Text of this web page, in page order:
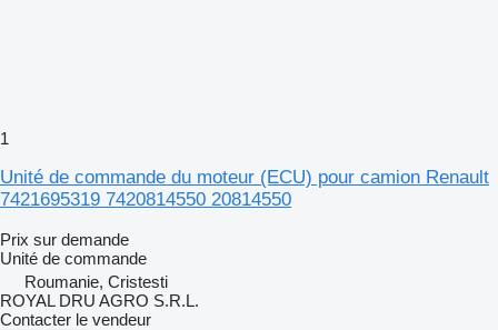
1
Unité de commande du moteur (ECU) pour camion Renault
7421695319 7420814550 20814550
Prix sur demande
Unité de commande
Roumanie, Cristesti
ROYAL DRU AGRO S.R.L.
Contacter le vendeur